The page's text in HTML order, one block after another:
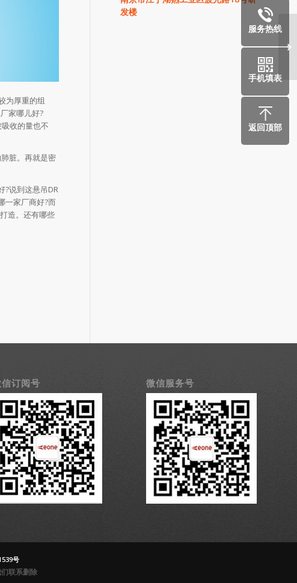
为厚重的组
家哪儿好?
收的量也不
脏。再就是密
?说到这悬吊DR
一家厂商好?而
造。还有哪些
发楼
订阅号 微信服务号
号
联系删除
服务热线
手机填表
返回顶部